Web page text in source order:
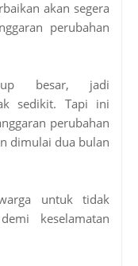
akan segera
perubahan
besar, jadi
sedikit. Tapi ini
perubahan
dimulai dua bulan
untuk tidak
keselamatan